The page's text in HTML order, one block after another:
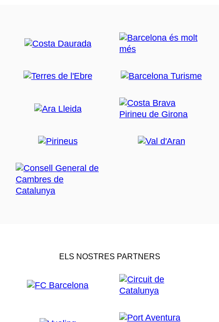
ELS NOSTRES PARTNERS